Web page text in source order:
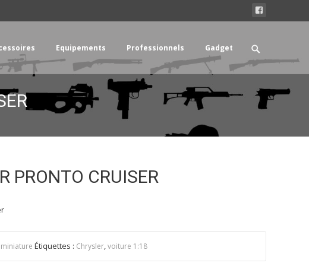
Equipements Professionnels Gadget
Search
for:
PRONTO CRUISER
Étiquettes : Chrysler,voiture 1:18